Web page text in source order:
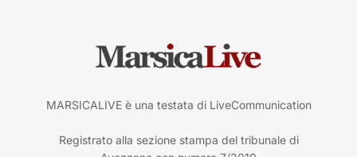
MARSICALIVE è una testata di LiveCommunication
Registrato alla sezione stampa del tribunale di